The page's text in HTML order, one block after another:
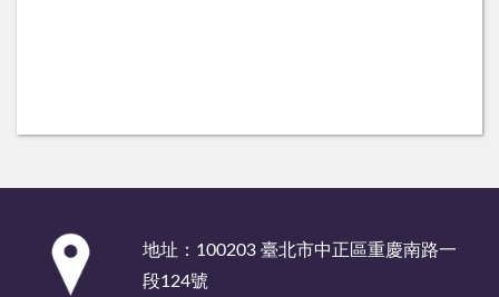
地址：100203 臺北市中正區重慶南路一
段124號